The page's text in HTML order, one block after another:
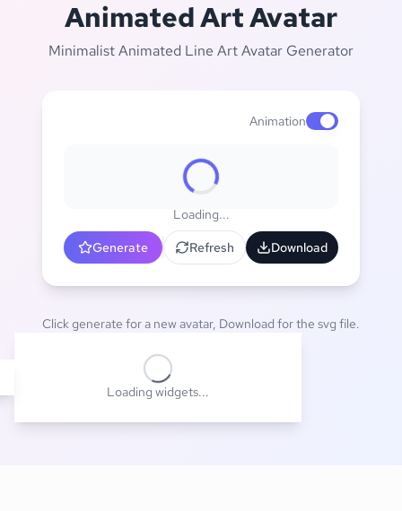
Animated Art Avatar
Minimalist Animated Line Art Avatar Generator
AnimationEnable
Loading...
Generate Refresh Download
Click generate for a new avatar, Download for the svg file.
Loading widgets...